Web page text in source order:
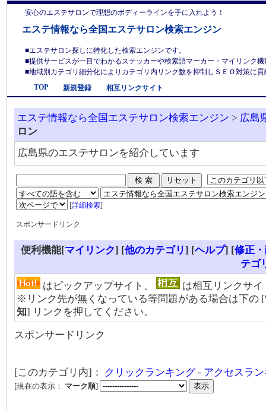
安心のエステサロンで理想のボディーラインを手に入れよう！
エステ情報なら全国エステサロン検索エンジン
■エステサロン探しに特化した検索エンジンです。
■提供サービスが一目でわかるステッカーや検索語マーカー・マイリンク
■地域別カテゴリ細分化によりカテゴリ内リンク数を抑制しＳＥＯ対策に
TOP
新規登録 相互リンクサイト
エステ情報なら全国エステサロン検索エンジン > 広島
ロン
広島県のエステサロンを紹介しています
[詳細検索]
スポンサードリンク
便利機能[マイリンク] [他のカテゴリ] [ヘルプ] [修正
テゴ
はピックアップサイト、
は相互リンクサイ
※リンク先が無くなっている等問題がある場合は下の [
知] リンクを押してください。
スポンサードリンク
[このカテゴリ内]： クリックランキング- アクセスラ
[現在の表示： マーク順]